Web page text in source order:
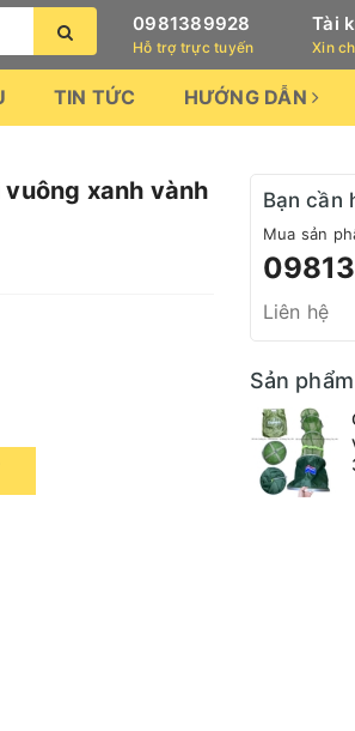
0981389928
Hỗ trợ trực tuyến
Tài
Xin
TIN TỨC HƯỚNG DẪN
vuông xanh vành
Bạn cần
Mua sản
Liên hệ
Sản